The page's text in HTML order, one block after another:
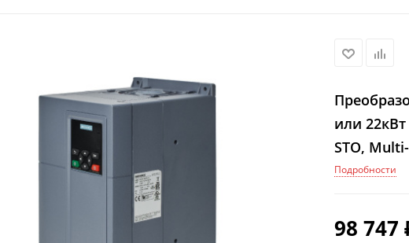
или
STO,
Подробности
98 747